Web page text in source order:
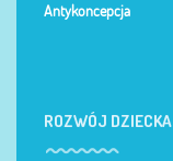
Antykoncepcja
ROZWÓJ DZIECKA